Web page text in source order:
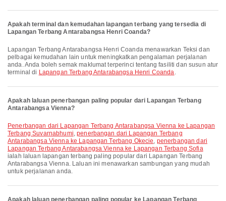
Apakah terminal dan kemudahan lapangan terbang yang tersedia di
Lapangan Terbang Antarabangsa Henri Coanda?
Lapangan Terbang Antarabangsa Henri Coanda menawarkan Teksi dan
pelbagai kemudahan lain untuk meningkatkan pengalaman perjalanan
anda. Anda boleh semak maklumat terperinci tentang fasiliti dan susun atur
terminal di Lapangan Terbang Antarabangsa Henri Coanda.
Apakah laluan penerbangan paling popular dari Lapangan Terbang
Antarabangsa Vienna?
penerbangan dari Lapangan Terbang Antarabangsa Vienna ke Lapangan
Terbang Suvarnabhumi,penerbangan dari Lapangan Terbang
Antarabangsa Vienna ke Lapangan Terbang Okecie, penerbangan dari
Lapangan Terbang Antarabangsa Vienna ke Lapangan Terbang Sofia
ialah laluan lapangan terbang paling popular dari Lapangan Terbang
Antarabangsa Vienna. Laluan ini menawarkan sambungan yang mudah
untuk perjalanan anda.
Apakah laluan penerbangan paling popular ke Lapangan Terbang